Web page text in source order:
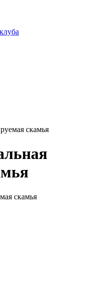
скамья